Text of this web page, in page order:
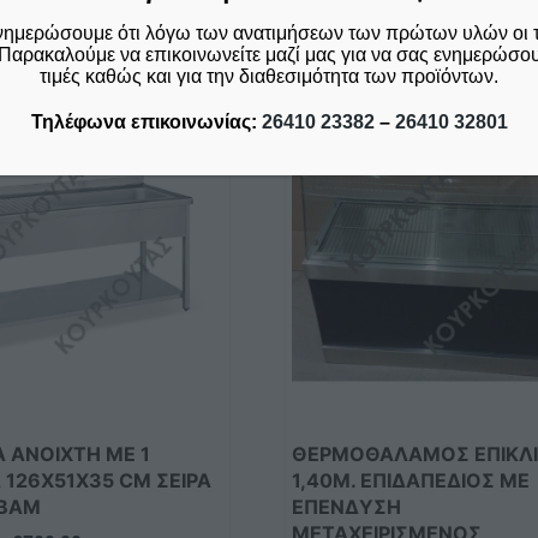
Σχετικά προϊόντα
ΜΕ 1
CM ΣΕΙΡΑ
ΘΕΡΜΟΘΑΛΑΜΟΣ
1,40Μ. ΕΠΙΔΑΠΕΔΙΟΣ ΜΕ
ΕΠΕΝΔΥΣΗ
ΜΕΤΑΧΕΙΡΙΣΜΕΝΟΣ
ότι λόγω των ανατιμήσεων των πρώτων υλών οι
να επικοινωνείτε μαζί μας για να σας
τιμές καθώς και για την διαθεσιμότητα των προϊόντων.
Τηλέφωνα επικοινωνίας: 26410 23382– 26410 32801